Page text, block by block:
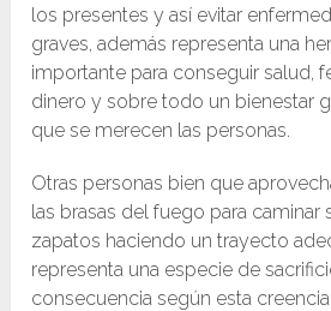
los presentes y así evitar
graves, además representa una
importante para conseguir salud,
dinero y sobre todo un bienestar
que se merecen las personas.
Otras personas bien que
las brasas del fuego para caminar
zapatos haciendo un trayecto
representa una especie de
consecuencia según esta